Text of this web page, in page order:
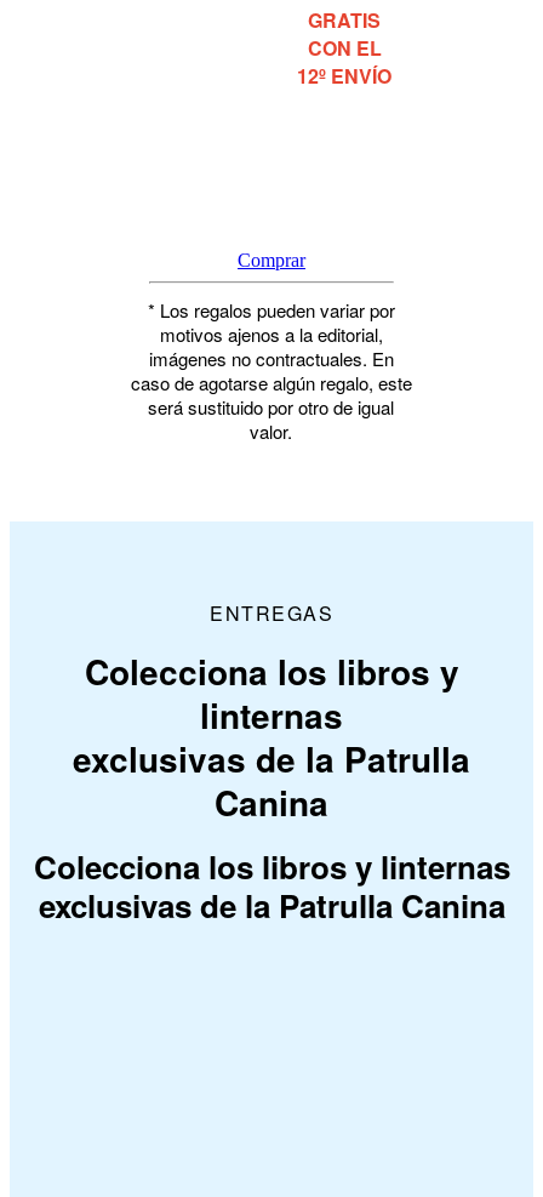
GRATIS
CON EL
12º ENVÍO
Comprar
* Los regalos pueden variar por
motivos ajenos a la editorial,
imágenes no contractuales. En
caso de agotarse algún regalo, este
será sustituido por otro de igual
valor.
ENTREGAS
Colecciona los libros y
linternas
exclusivas de la Patrulla
Canina
Colecciona los libros y linternas
exclusivas de la Patrulla Canina